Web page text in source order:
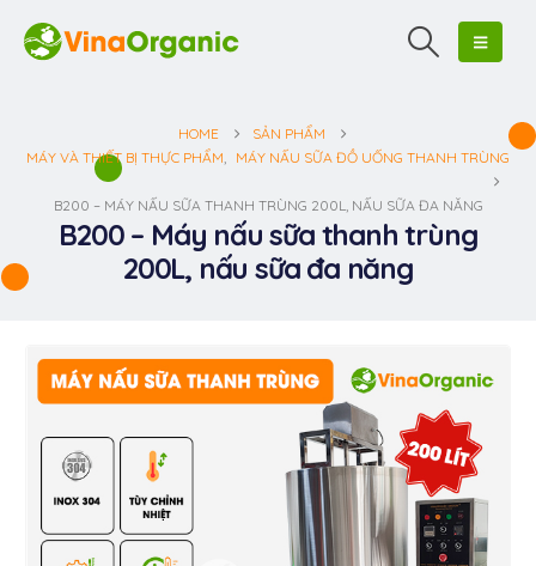
HOME
SẢN PHẨM
MÁY VÀ THIẾT BỊ THỰC PHẨM, MÁY NẤU SỮA ĐỒ UỐNG THANH TRÙNG
B200 – MÁY NẤU SỮA THANH TRÙNG 200L, NẤU SỮA ĐA NĂNG
B200 – Máy nấu sữa thanh trùng
200L, nấu sữa đa năng